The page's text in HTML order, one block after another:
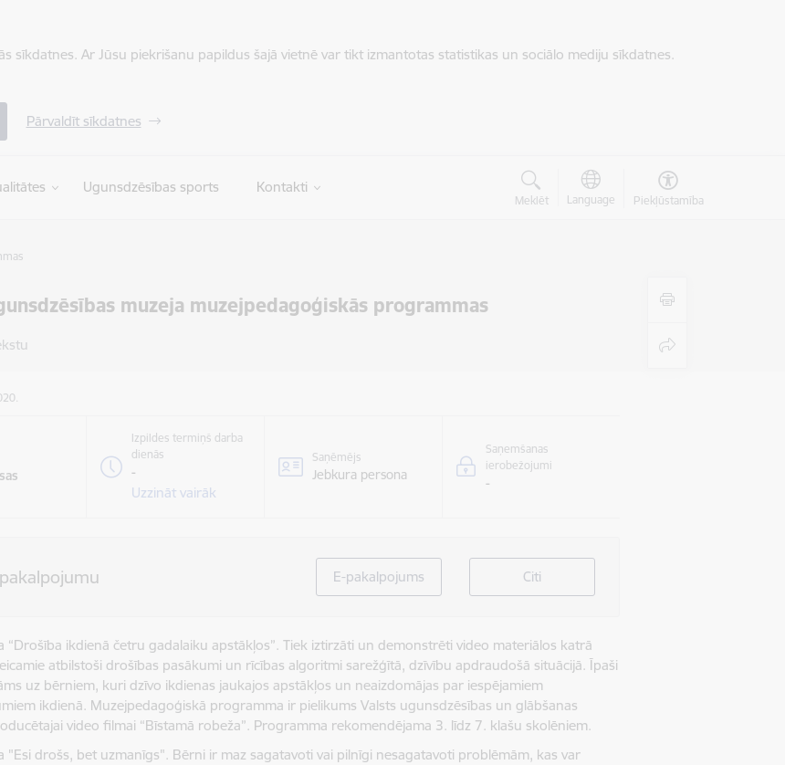
sīkdatnes. Ar Jūsu piekrišanu papildus šajā vietnē var tikt izmantotas statistikas un sociālo mediju sīkdatnes.
Pārvaldīt sīkdatnes
Ugunsdzēsības sports Kontakti
Meklēt Language Piekļūstamība
muzeja muzejpedagoģiskās programmas
Izpildes termiņš darba
dienās
-
Uzzināt vairāk
Saņēmējs
Jebkura persona
Saņemšanas
ierobežojumi
-
E-pakalpojums Citi
“Drošība ikdienā četru gadalaiku apstākļos”. Tiek iztirzāti un demonstrēti video materiālos katrā
atbilstoši drošības pasākumi un rīcības algoritmi sarežģītā, dzīvību apdraudošā situācijā. Īpaši
uz bērniem, kuri dzīvo ikdienas jaukajos apstākļos un neaizdomājas par iespējamiem
ikdienā. Muzejpedagoģiskā programma ir pielikums Valsts ugunsdzēsības un glābšanas
video filmai “Bīstamā robeža”. Programma rekomendējama 3. līdz 7. klašu skolēniem.
"Esi drošs, bet uzmanīgs". Bērni ir maz sagatavoti vai pilnīgi nesagatavoti problēmām, kas var